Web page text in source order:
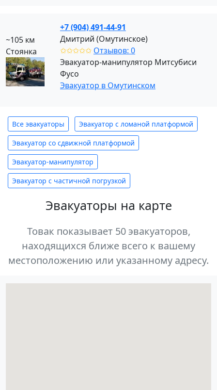
~105 км
Стоянка
+7 (904) 491-44-91
Дмитрий (Омутинское)
✩✩✩✩✩ Отзывов: 0
Эвакуатор-манипулятор Митсубиси
Фусо
Эвакуатор в Омутинском
Все эвакуаторы Эвакуатор с ломаной платформой
Эвакуатор со сдвижной платформой
Эвакуатор-манипулятор
Эвакуатор с частичной погрузкой
Эвакуаторы на карте
Товак показывает 50 эвакуаторов,
находящихся ближе всего к вашему
местоположению или указанному адресу.